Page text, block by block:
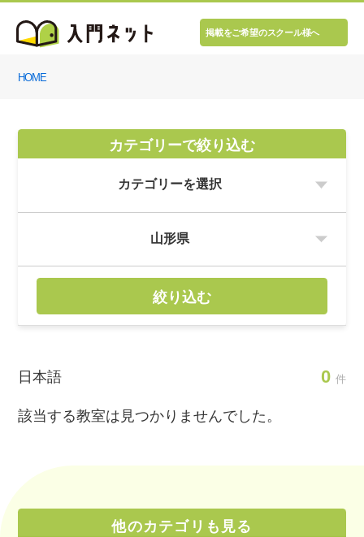
掲載をご希望のスクール様へ
HOME
カテゴリーで絞り込む
絞り込む
日本語 0 件
該当する教室は見つかりませんでした。
他のカテゴリも見る